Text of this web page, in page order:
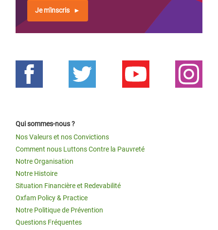
Je m'inscris
Qui sommes-nous ?
Nos Valeurs et nos Convictions
Comment nous Luttons Contre la Pauvreté
Notre Organisation
Notre Histoire
Situation Financière et Redevabilité
Oxfam Policy & Practice
Notre Politique de Prévention
Questions Fréquentes